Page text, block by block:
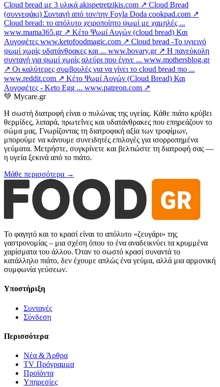
Cloud bread με 3 υλικά akispetretzikis.com ↗ Cloud Bread
(συννεφάκι) Συνταγή από τον/την Foyla Doda cookpad.com ↗
Cloud bread: το απόλυτο χειροποίητο ψωμί με χαμηλές ...
www.mama365.gr ↗ Κέτο Ψωμί Αυγών (cloud bread) Και
Αυγοφέτες www.ketofoodmagic.com ↗ Cloud bread -To υγιεινό
ψωμί χωρίς υδατάνθρακες και ... www.bovary.gr ↗ Η πανεύκολη
συνταγή για ψωμί χωρίς αλεύρι που έγινε ... www.mothersblog.gr
↗ Οι καλύτερες συμβουλές για να γίνει το cloud bread πιο ...
www.reddit.com ↗ Κέτο Ψωμί Αυγών (Cloud Bread) Και
Αυγοφέτες - Keto Egg ... www.patreon.com ↗
💚 Mycare.gr
Η σωστή διατροφή είναι ο πυλώνας της υγείας. Κάθε πιάτο κρύβει
θερμίδες, λιπαρά, πρωτεΐνες και υδατάνθρακες που επηρεάζουν το
σώμα μας. Γνωρίζοντας τη διατροφική αξία των τροφίμων,
μπορούμε να κάνουμε συνειδητές επιλογές για ισορροπημένα
γεύματα. Μετρήστε, συγκρίνετε και βελτιώστε τη διατροφή σας —
η υγεία ξεκινά από το πιάτο.
Μάθε περισσότερα →
Το φαγητό και το κρασί είναι το απόλυτο «ζευγάρι» της
γαστρονομίας – μια σχέση όπου το ένα αναδεικνύει τα κρυμμένα
χαρίσματα του άλλου. Όταν το σωστό κρασί συναντά το
κατάλληλο πιάτο, δεν έχουμε απλώς ένα γεύμα, αλλά μια αρμονική
συμφωνία γεύσεων.
Υποστήριξη
Συνταγές
Σύνδεση
Περισσότερα
Νέα & Άρθρα
TV Πρόγραμμα
Προϊόντα
Υπηρεσίες